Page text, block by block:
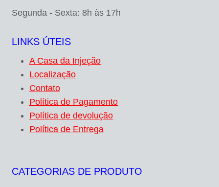
Segunda - Sexta: 8h às 17h
LINKS ÚTEIS
A Casa da Injeção
Localização
Contato
Política de Pagamento
Política de devolução
Política de Entrega
CATEGORIAS DE PRODUTO